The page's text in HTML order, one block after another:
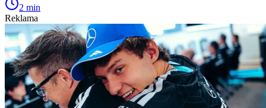
2 min
Reklama